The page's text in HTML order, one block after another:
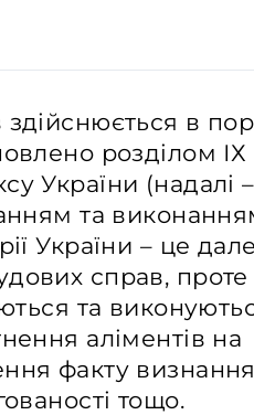
в
розділом ІХ
України (надалі
та
України – це
справ, проте
та
аліментів на
факту визнання
тощо.